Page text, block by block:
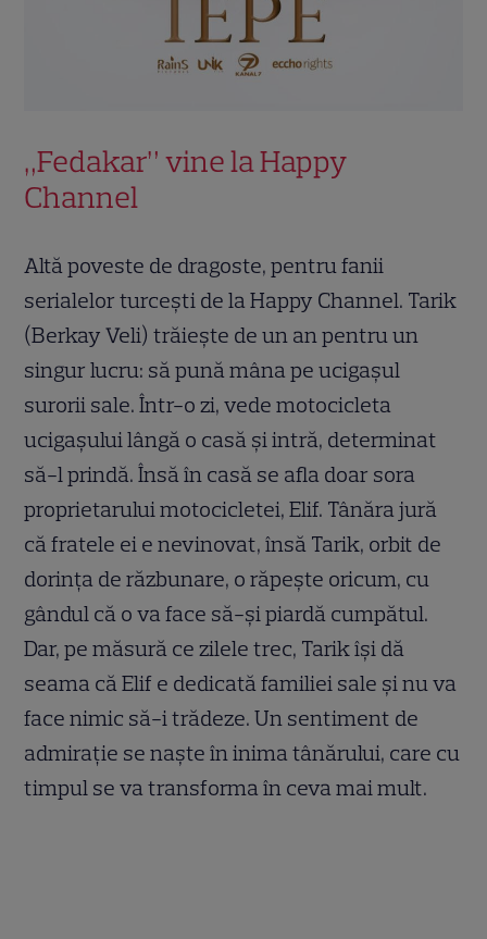
„Fedakar” vine la Happy
Channel
Altă poveste de dragoste, pentru fanii
serialelor turcești de la Happy Channel. Tarik
(Berkay Veli) trăiește de un an pentru un
singur lucru: să pună mâna pe ucigașul
surorii sale. Într-o zi, vede motocicleta
ucigașului lângă o casă și intră, determinat
să-l prindă. Însă în casă se afla doar sora
proprietarului motocicletei, Elif. Tânăra jură
că fratele ei e nevinovat, însă Tarik, orbit de
dorința de răzbunare, o răpește oricum, cu
gândul că o va face să-și piardă cumpătul.
Dar, pe măsură ce zilele trec, Tarik își dă
seama că Elif e dedicată familiei sale și nu va
face nimic să-i trădeze. Un sentiment de
admirație se naște în inima tânărului, care cu
timpul se va transforma în ceva mai mult.